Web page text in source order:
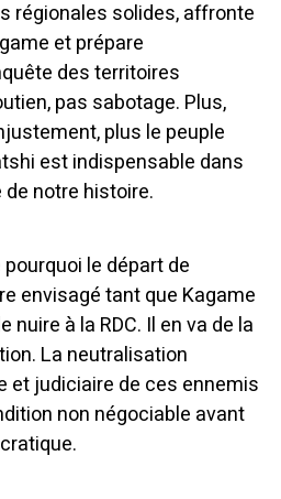
régionales solides, affronte
et prépare
des territoires
pas sabotage. Plus,
plus le peuple
est indispensable dans
notre histoire.
le départ de
envisagé tant que Kagame
nuire à la RDC. Il en va de la
La neutralisation
et judiciaire de ces ennemis
non négociable avant